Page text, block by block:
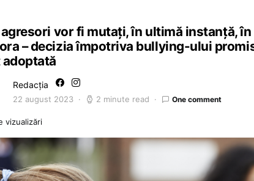
vor fi mutați, în ultimă instanță,
– decizia împotriva bullying-ului
Redacția
22 august 2023 2 minute read One comment
vizualizări